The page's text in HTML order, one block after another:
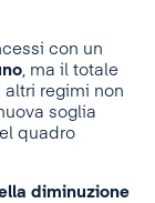
con un
, ma il totale
altri regimi non
soglia
quadro
diminuzione